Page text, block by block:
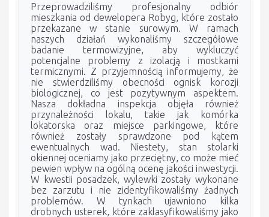
Przeprowadziliśmy profesjonalny odbiór
mieszkania od dewelopera Robyg, które zostało
przekazane w stanie surowym. W ramach
naszych działań wykonaliśmy szczegółowe
badanie termowizyjne, aby wykluczyć
potencjalne problemy z izolacją i mostkami
termicznymi. Z przyjemnością informujemy, że
nie stwierdziliśmy obecności ognisk korozji
biologicznej, co jest pozytywnym aspektem.
Nasza dokładna inspekcja objęła również
przynależności lokalu, takie jak komórka
lokatorska oraz miejsce parkingowe, które
również zostały sprawdzone pod kątem
ewentualnych wad. Niestety, stan stolarki
okiennej oceniamy jako przeciętny, co może mieć
pewien wpływ na ogólną ocenę jakości inwestycji.
W kwestii posadzek, wylewki zostały wykonane
bez zarzutu i nie zidentyfikowaliśmy żadnych
problemów. W tynkach ujawniono kilka
drobnych usterek, które zaklasyfikowaliśmy jako